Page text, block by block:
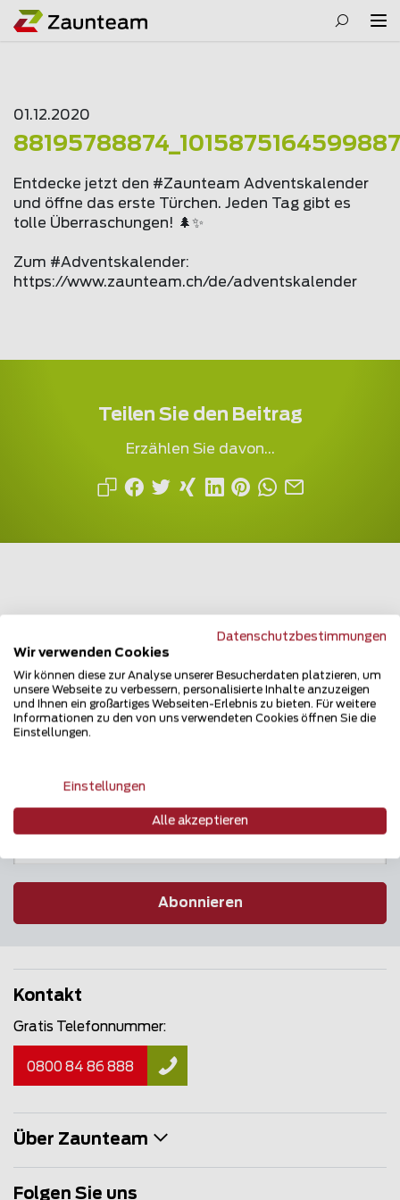
01.12.2020
Entdecke jetzt den #Zaunteam Adventskalender
und öffne das erste Türchen. Jeden Tag gibt es
tolle Überraschungen! 🌲✨
Zum #Adventskalender:
https://www.zaunteam.ch/de/adventskalender
Teilen Sie den Beitrag
Erzählen Sie davon...
Mehrfach ausgezeichnet und immer am
Puls des Marktes
Newsletter
Abonnieren
Kontakt
Gratis Telefonnummer:
0800 84 86 888
Über Zaunteam
Folgen Sie uns
Datenschutzbestimmungen
Wir verwenden Cookies
Wir können diese zur Analyse unserer Besucherdaten platzieren, um
unsere Webseite zu verbessern, personalisierte Inhalte anzuzeigen
und Ihnen ein großartiges Webseiten-Erlebnis zu bieten. Für weitere
Informationen zu den von uns verwendeten Cookies öffnen Sie die
Einstellungen.
Einstellungen
Alle akzeptieren